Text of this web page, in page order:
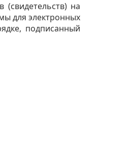
на
для электронных
подписанный